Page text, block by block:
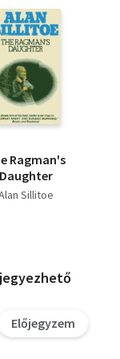
Radiguet
Gary Maugham
Victor Hugo
Lem
Styron
Abe Kóbó
McCullers
McCarthy
Sillitoe
Ragman's
Daughter
Sillitoe
Előjegyzem